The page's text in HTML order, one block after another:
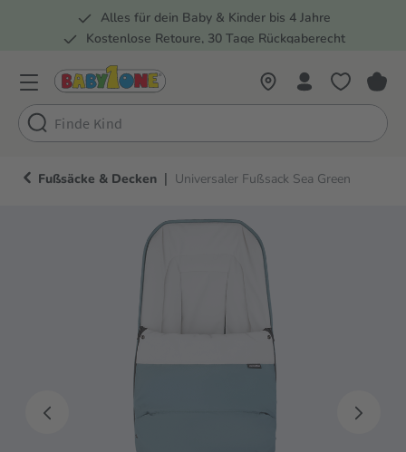
Zur Hauptnavigation springen
Alles für dein Baby & Kinder bis 4 Jahre
Kostenlose Retoure, 30 Tage Rückgaberecht
Fußsäcke & Decken | Universaler Fußsack Sea Green